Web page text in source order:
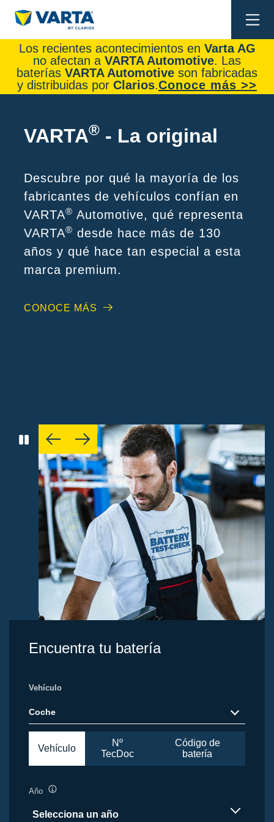
Los recientes acontecimientos en Varta AG
no afectan a VARTA Automotive. Las
baterías VARTA Automotive son fabricadas
y distribuidas por Clarios.Conoce más >>
VARTA® - La original
Descubre por qué la mayoría de los
fabricantes de vehículos confían en
VARTA® Automotive, qué representa
VARTA® desde hace más de 130
años y qué hace tan especial a esta
marca premium.
CONOCE MÁS
Encuentra tu batería
Vehículo
Coche
Vehículo
Nº
TecDoc
Código de
batería
Año
sobre
herramientas
Selecciona un año